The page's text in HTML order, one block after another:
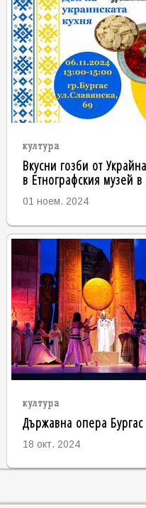
култура
Вкусни гозби от
в Етнографския музей в
01 ноем. 2024
култура
Държавна опера
18 окт. 2024